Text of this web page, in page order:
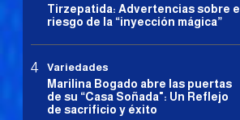
Tirzepatida: Advertencias sobre el
riesgo de la “inyección mágica”
Variedades
Marilina Bogado abre las puertas
de su “Casa Soñada": Un Reflejo
de sacrificio y éxito